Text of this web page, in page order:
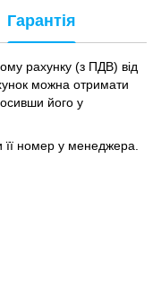
Гарантія
рахунку (з ПДВ) від
можна отримати
його у
її номер у менеджера.